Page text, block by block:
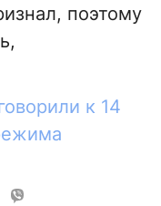
поэтому
к 14